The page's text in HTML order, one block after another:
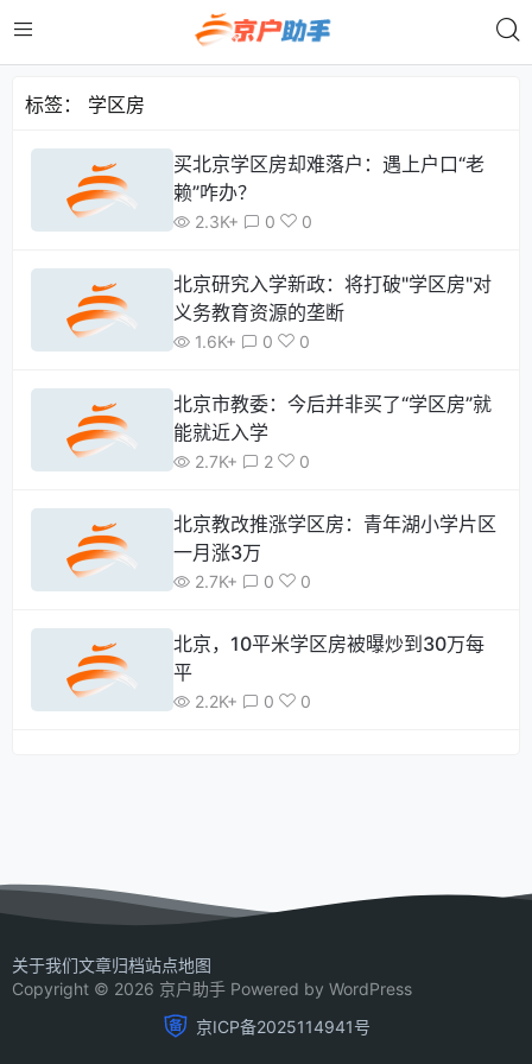
标签： 学区房
买北京学区房却难落户：遇上户口“老
赖”咋办？
2.3K+ 0 0
北京研究入学新政：将打破"学区房"对
义务教育资源的垄断
1.6K+ 0 0
北京市教委：今后并非买了“学区房”就
能就近入学
2.7K+ 2 0
北京教改推涨学区房：青年湖小学片区
一月涨3万
2.7K+ 0 0
北京，10平米学区房被曝炒到30万每
平
2.2K+ 0 0
关于我们文章归档站点地图
Copyright © 2026 京户助手 Powered by WordPress
京ICP备2025114941号